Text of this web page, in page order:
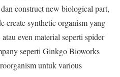
construct new biological part,
create synthetic organism yang
even material seperti spider
seperti Ginkgo Bioworks
untuk various